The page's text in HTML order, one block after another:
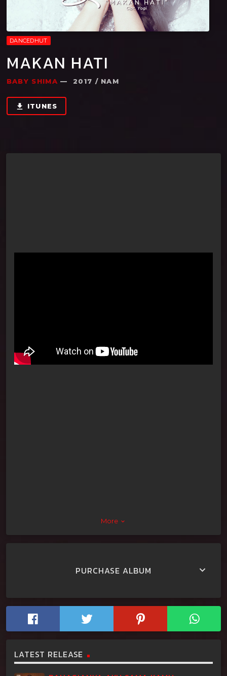
DANCEDHUT
MAKAN HATI
BABY SHIMA — 2017 / NAM
file_download ITUNES
More keyboard_arrow_down
PURCHASE ALBUM keyboard_arrow_down
LATEST RELEASE